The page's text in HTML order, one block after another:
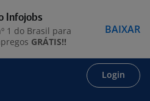
Login
Infojobs
1 do Brasil para
GRÁTIS!!
BAIXAR